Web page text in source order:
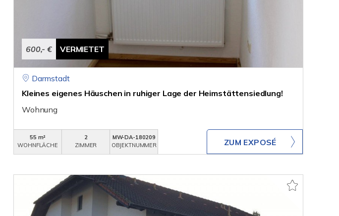
600,- € VERMIETET
Darmstadt
Kleines eigenes Häuschen in ruhiger Lage der Heimstättensiedlung!
Wohnung
55 m²
WOHNFLÄCHE
2
ZIMMER
MW-DA-180209
OBJEKTNUMMER
ZUM EXPOSÉ